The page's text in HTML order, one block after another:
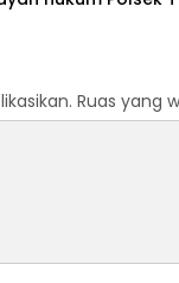
Ruas yang